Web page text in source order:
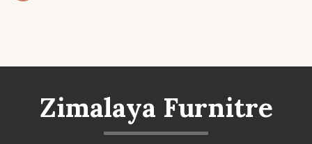
Zimalaya Furnitre